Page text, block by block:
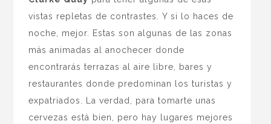
vistas repletas de contrastes. Y si lo haces de
noche, mejor. Estas son algunas de las zonas
más animadas al anochecer donde
encontrarás terrazas al aire libre, bares y
restaurantes donde predominan los turistas y
expatriados. La verdad, para tomarte unas
cervezas está bien, pero hay lugares mejores